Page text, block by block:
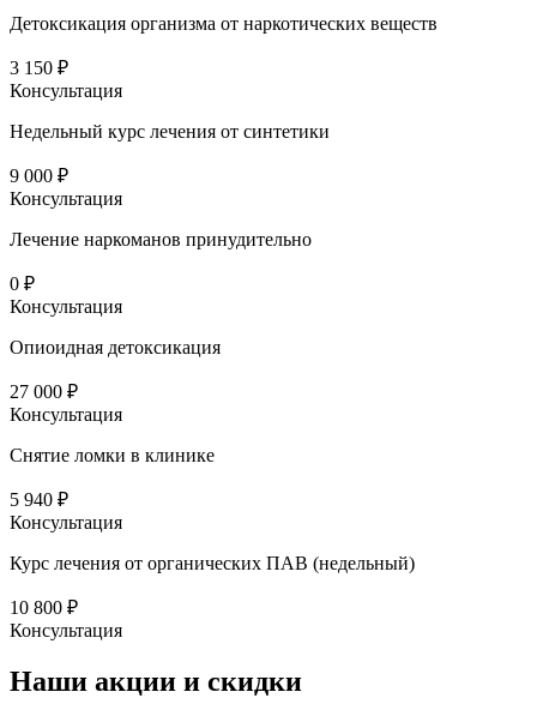
Детоксикация организма от наркотических веществ
3 150 ₽
Консультация
Недельный курс лечения от синтетики
9 000 ₽
Консультация
Лечение наркоманов принудительно
0 ₽
Консультация
Опиоидная детоксикация
27 000 ₽
Консультация
Снятие ломки в клинике
5 940 ₽
Консультация
Курс лечения от органических ПАВ (недельный)
10 800 ₽
Консультация
Наши акции и скидки